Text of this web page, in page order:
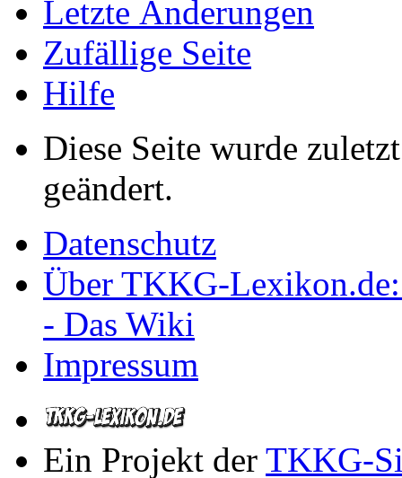
Letzte Änderungen
Zufällige Seite
Hilfe
Diese Seite wurde
geändert.
Datenschutz
Über TKKG-
- Das Wiki
Impressum
Ein Projekt der TKKG-